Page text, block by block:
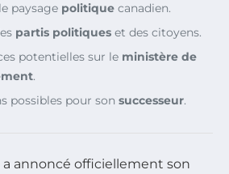
paysage politique canadien.
partis politiques et des citoyens.
potentielles sur le ministère de
.
possibles pour son successeur.
annoncé officiellement son